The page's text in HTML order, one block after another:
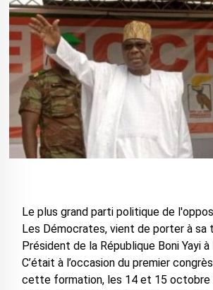
Le plus grand parti politique de
Les Démocrates, vient de porter à sa
Président de la République Boni Yayi
C’était à l’occasion du premier
cette formation, les 14 et 15 octobre